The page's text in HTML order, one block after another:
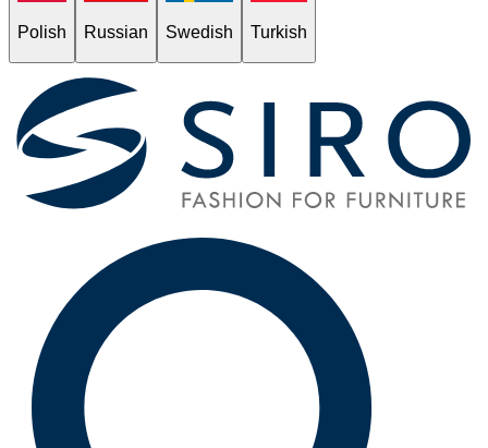
Polish Russian Swedish Turkish